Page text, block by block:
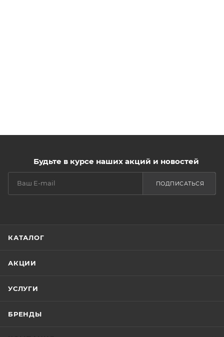
Будьте в курсе наших акций и новостей
ПОДПИСАТЬСЯ
КАТАЛОГ
АКЦИИ
УСЛУГИ
БРЕНДЫ